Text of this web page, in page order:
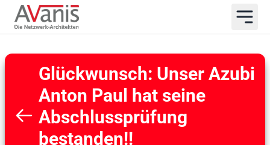
Glückwunsch: Unser Azubi
Anton Paul hat seine
Abschlussprüfung
bestanden!!